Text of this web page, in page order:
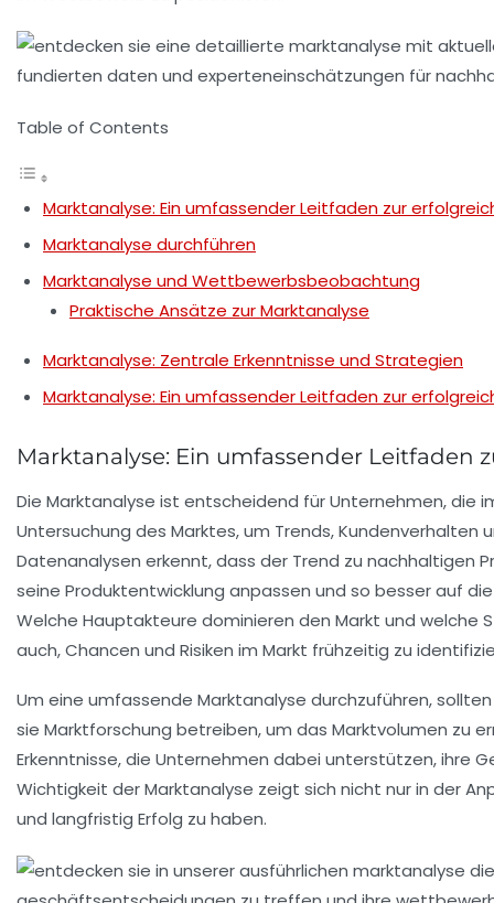
Table of Contents
Marktanalyse: Ein umfassender Leitfaden zur
Marktanalyse durchführen
Marktanalyse und Wettbewerbsbeobachtung
Praktische Ansätze zur Marktanalyse
Marktanalyse: Zentrale Erkenntnisse und Strategien
Marktanalyse: Ein umfassender Leitfaden zur
Marktanalyse: Ein umfassender Leitfaden
Die Marktanalyse ist entscheidend für Unternehmen, die
Untersuchung des Marktes, um Trends,Kundenverhalten
Datenanalysen erkennt, dass der Trend zu nachhaltigen
seine Produktentwicklung anpassen und so besser auf
Welche Hauptakteure dominieren den Markt und welche
auch, Chancen und Risiken im Markt frühzeitig zu
Um eine umfassende Marktanalyse durchzuführen,
sie Marktforschung betreiben, um das Marktvolumen zu
Erkenntnisse, die Unternehmen dabei unterstützen, ihre
Wichtigkeit der Marktanalyse zeigt sich nicht nur in der
und langfristig Erfolg zu haben.